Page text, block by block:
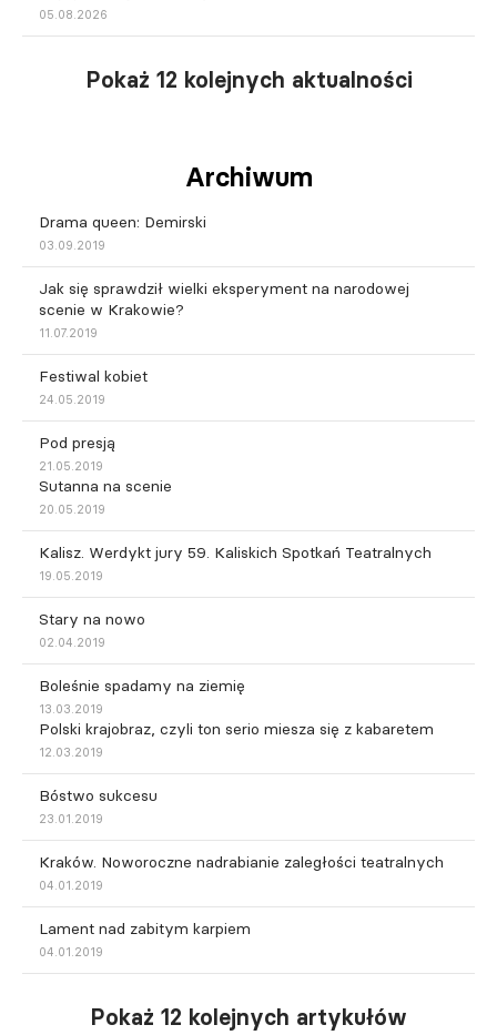
05.08.2026
Pokaż 12 kolejnych aktualności
Archiwum
Drama queen: Demirski
03.09.2019
Jak się sprawdził wielki eksperyment na narodowej
scenie w Krakowie?
11.07.2019
Festiwal kobiet
24.05.2019
Pod presją
21.05.2019
Sutanna na scenie
20.05.2019
Kalisz. Werdykt jury 59. Kaliskich Spotkań Teatralnych
19.05.2019
Stary na nowo
02.04.2019
Boleśnie spadamy na ziemię
13.03.2019
Polski krajobraz, czyli ton serio miesza się z kabaretem
12.03.2019
Bóstwo sukcesu
23.01.2019
Kraków. Noworoczne nadrabianie zaległości teatralnych
04.01.2019
Lament nad zabitym karpiem
04.01.2019
Pokaż 12 kolejnych artykułów